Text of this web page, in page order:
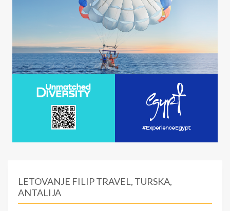
LETOVANJE FILIP TRAVEL, TURSKA,
ANTALIJA